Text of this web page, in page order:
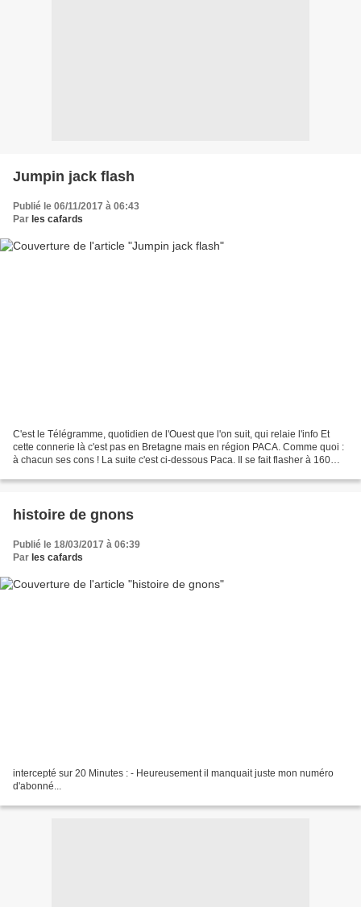
Jumpin jack flash
Publié le 06/11/2017 à 06:43
Par les cafards
C'est le Télégramme, quotidien de l'Ouest que l'on suit, qui relaie l'info Et
cette connerie là c'est pas en Bretagne mais en région PACA. Comme quoi :
à chacun ses cons ! La suite c'est ci-dessous Paca. Il se fait flasher à 160
histoire de gnons
Publié le 18/03/2017 à 06:39
Par les cafards
intercepté sur 20 Minutes : - Heureusement il manquait juste mon numéro
d'abonné...